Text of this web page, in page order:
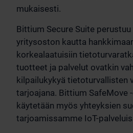
mukaisesti.
Bittium Secure Suite
yritysoston kautta
korkealaatuisiin
tuotteet ja palvelut ovatkin
kilpailukykyä tietoturvallisten
tarjoajana. Bittium SafeMove
käytetään myös yhteyksien
tarjoamissamme IoT-